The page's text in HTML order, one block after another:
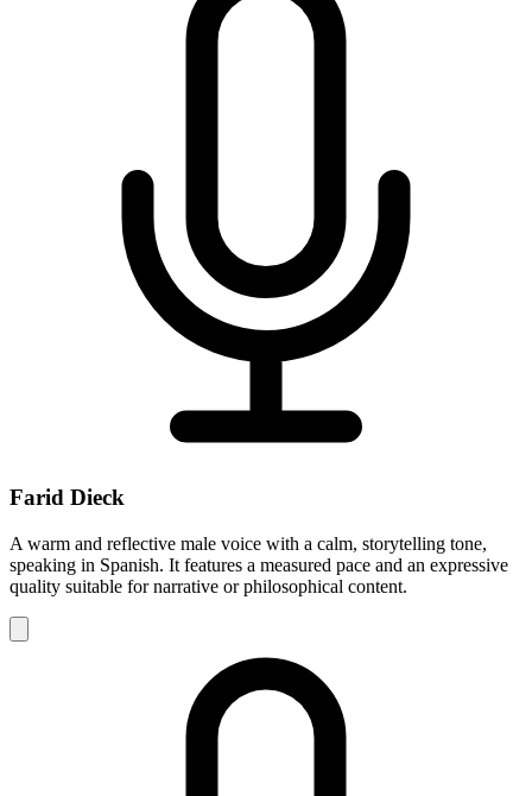
Farid Dieck
A warm and reflective male voice with a calm, storytelling tone,
speaking in Spanish. It features a measured pace and an expressive
quality suitable for narrative or philosophical content.